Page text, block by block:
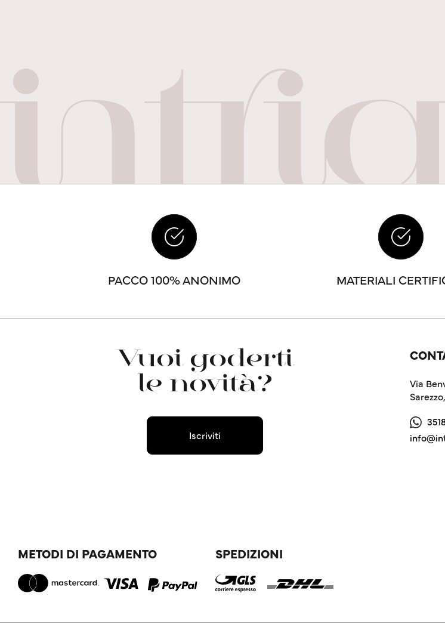
PACCO 100% ANONIMO MATERIALI
Vuoi goderti
le novità?
Iscriviti
Via
METODI DI PAGAMENTO SPEDIZIONI